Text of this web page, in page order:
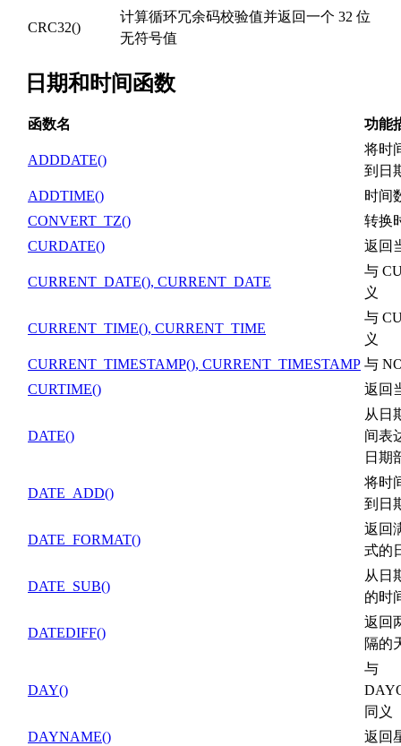
CRC32()
计算循环冗余码校验值并返回一个 32 位
无符号值
日期和时间函数
函数名 功能
ADDDATE()
将时
到日
ADDTIME()
时间
CONVERT_TZ()
转换
CURDATE()
返回
CURRENT_DATE(), CURRENT_DATE
与
义
CURRENT_TIME(), CURRENT_TIME
与
义
CURRENT_TIMESTAMP(), CURRENT_TIMESTAMP 与
CURTIME()
返回
DATE()
从日
间表
日期
DATE_ADD()
将时
到日
DATE_FORMAT()
返回
式的
DATE_SUB()
从日
的时
DATEDIFF()
返回
隔的
DAY()
与
同义
DAYNAME()
返回